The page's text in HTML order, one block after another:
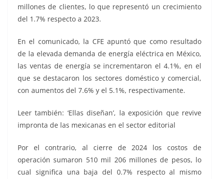
millones de clientes, lo que representó un crecimiento
del 1.7% respecto a 2023.
En el comunicado, la CFE apuntó que como resultado
de la elevada demanda de energía eléctrica en México,
las ventas de energía se incrementaron el 4.1%, en el
que se destacaron los sectores doméstico y comercial,
con aumentos del 7.6% y el 5.1%, respectivamente.
Leer también: ‘Ellas diseñan’, la exposición que revive
impronta de las mexicanas en el sector editorial
Por el contrario, al cierre de 2024 los costos de
operación sumaron 510 mil 206 millones de pesos, lo
cual significa una baja del 0.7% respecto al mismo